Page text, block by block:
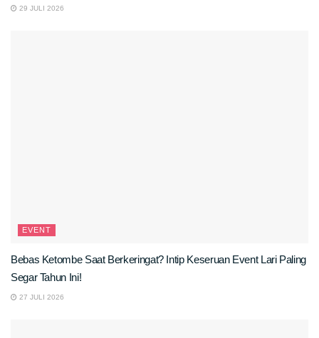
29 JULI 2026
EVENT
Bebas Ketombe Saat Berkeringat? Intip Keseruan Event Lari Paling
Segar Tahun Ini!
27 JULI 2026